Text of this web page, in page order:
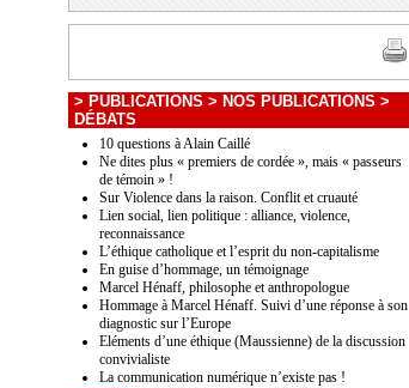
> PUBLICATIONS > NOS PUBLICATIONS >
DÉBATS
10 questions à Alain Caillé
Ne dites plus « premiers de cordée », mais « passeurs
de témoin » !
Sur Violence dans la raison. Conflit et cruauté
Lien social, lien politique : alliance, violence,
reconnaissance
L’éthique catholique et l’esprit du non-capitalisme
En guise d’hommage, un témoignage
Marcel Hénaff, philosophe et anthropologue
Hommage à Marcel Hénaff. Suivi d’une réponse à son
diagnostic sur l’Europe
Eléments d’une éthique (Maussienne) de la discussion
convivialiste
La communication numérique n’existe pas !